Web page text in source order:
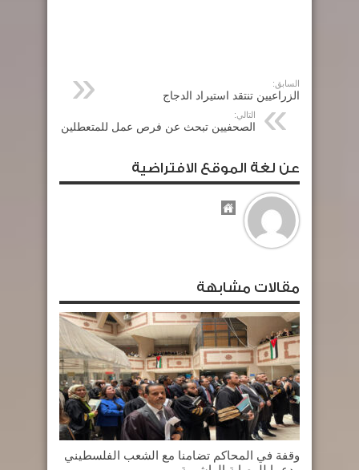
السابق:
الزراعيين تنتقد استيراد الدجاج
التالي:
الصحفيين تبحث عن فرص عمل للمتعطلين
عن لغة الموقع الافتراضية
مقالات مشابهة
وقفة في المحاكم تضامنا مع الشعب الفلسطيني